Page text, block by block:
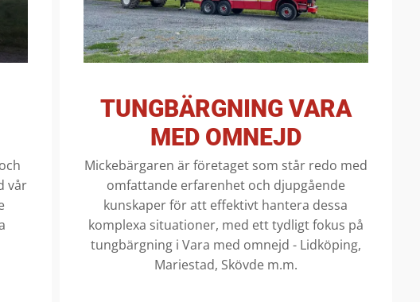
vår
TUNGBÄRGNING VARA
MED OMNEJD
Mickebärgaren är företaget som står redo med
omfattande erfarenhet och djupgående
kunskaper för att effektivt hantera dessa
komplexa situationer, med ett tydligt fokus på
tungbärgning i Vara med omnejd - Lidköping,
Mariestad, Skövde m.m.